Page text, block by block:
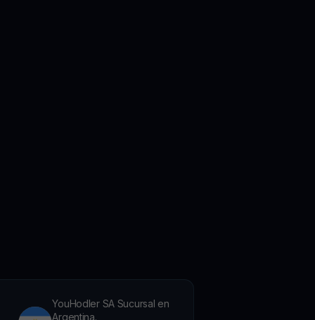
YouHodler SA Sucursal en
Argentina.